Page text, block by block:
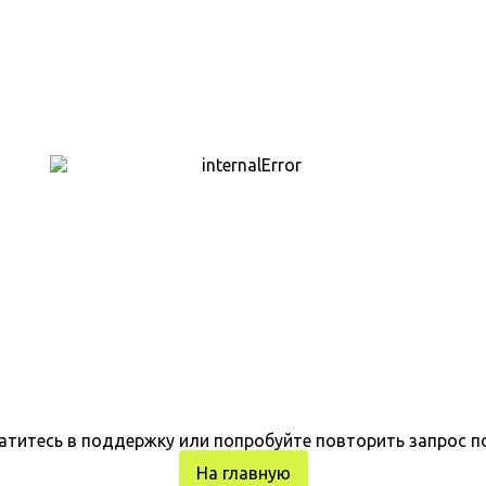
в поддержку или попробуйте повторить запрос
На главную